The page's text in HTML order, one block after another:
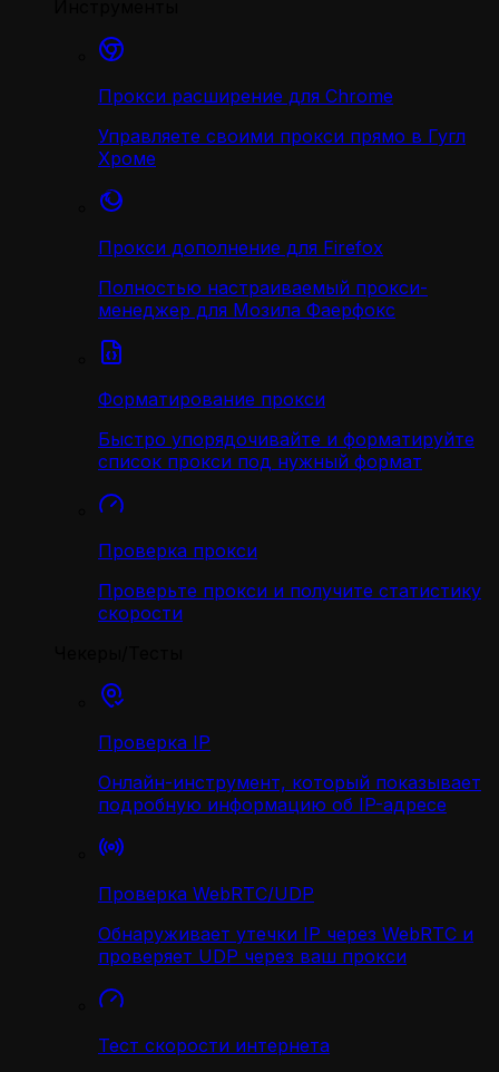
Прокси расширение для Chrome
Управляете своими прокси прямо в Гугл
Хроме
Прокси дополнение для Firefox
Полностью настраиваемый прокси-
менеджер для Мозила Фаерфокс
Форматирование прокси
Быстро упорядочивайте и форматируйте
список прокси под нужный формат
Проверка прокси
Проверьте прокси и получите статистику
скорости
Проверка IP
Онлайн-инструмент, который показывает
подробную информацию об IP-адресе
Проверка WebRTC/UDP
Обнаруживает утечки IP через WebRTC и
проверяет UDP через ваш прокси
Тест скорости интернета